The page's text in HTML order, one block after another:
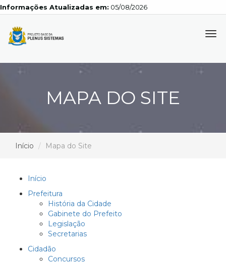
Atualizadas em: 05/08/2026
MAPA DO SITE
Início Mapa do Site
Início
Prefeitura
História da Cidade
Gabinete do Prefeito
Legislação
Secretarias
Cidadão
Concursos